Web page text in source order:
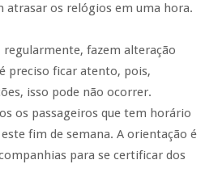
atrasar os relógios em uma hora.
fazem alteração
preciso ficar atento, pois,
isso pode não ocorrer.
os passageiros que tem horário
fim de semana. A orientação é
para se certificar dos